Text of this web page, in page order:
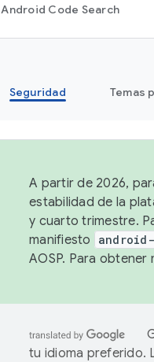
Android Code Search
Seguridad Temas
A partir de 2026,
estabilidad de la
y cuarto trimestre.
manifiesto
AOSP. Para
tu idioma preferido.